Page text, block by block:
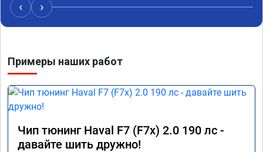
‹ ›
Примеры наших работ
Чип тюнинг Haval F7 (F7x) 2.0 190 лс -
давайте шить дружно!